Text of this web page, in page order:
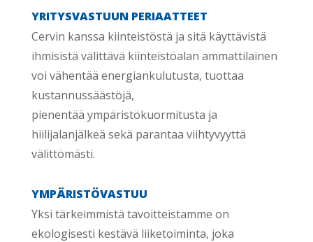
YRITYSVASTUUN PERIAATTEET
Cervin kanssa kiinteistöstä ja sitä käyttävistä
ihmisistä välittävä kiinteistöalan ammattilainen
voi vähentää energiankulutusta, tuottaa
kustannussäästöjä,
pienentää ympäristökuormitusta ja
hiilijalanjälkeä sekä parantaa viihtyvyyttä
välittömästi.
YMPÄRISTÖVASTUU
Yksi tärkeimmistä tavoitteistamme on
ekologisesti kestävä liiketoiminta, joka